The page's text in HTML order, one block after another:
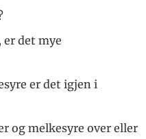
det mye
er det igjen i
og melkesyre over eller